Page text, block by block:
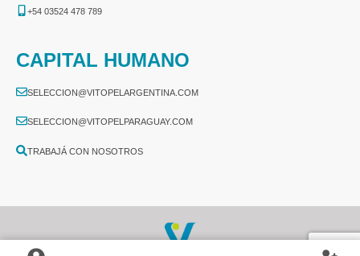
+54 03524 478 789​
CAPITAL HUMANO
SELECCION@VITOPELARGENTINA.COM
SELECCION@VITOPELPARAGUAY.COM
TRABAJÁ CON NOSOTROS